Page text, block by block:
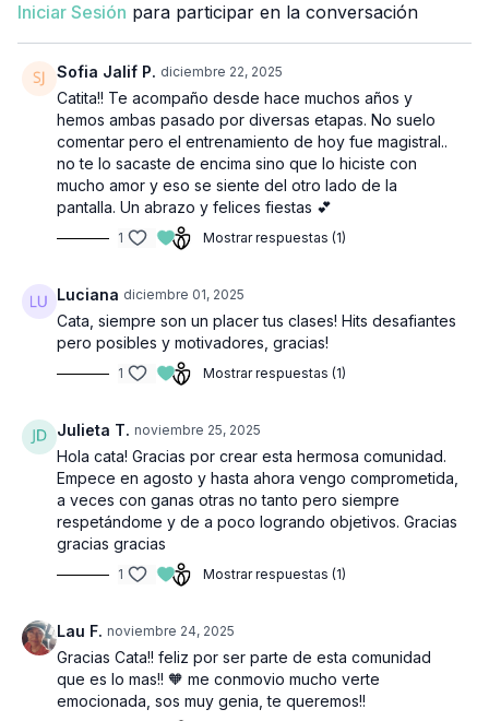
Iniciar Sesión para participar en la conversación
Sofia Jalif P. diciembre 22, 2025
Catita!! Te acompaño desde hace muchos años y
hemos ambas pasado por diversas etapas. No suelo
comentar pero el entrenamiento de hoy fue magistral..
no te lo sacaste de encima sino que lo hiciste con
mucho amor y eso se siente del otro lado de la
pantalla. Un abrazo y felices fiestas 💕
1 Mostrar respuestas (1)
Luciana diciembre 01, 2025
Cata, siempre son un placer tus clases! Hits desafiantes
pero posibles y motivadores, gracias!
1 Mostrar respuestas (1)
Julieta T. noviembre 25, 2025
Hola cata! Gracias por crear esta hermosa comunidad.
Empece en agosto y hasta ahora vengo comprometida,
a veces con ganas otras no tanto pero siempre
respetándome y de a poco logrando objetivos. Gracias
gracias gracias
1 Mostrar respuestas (1)
Lau F. noviembre 24, 2025
Gracias Cata!! feliz por ser parte de esta comunidad
que es lo mas!! 🧡 me conmovio mucho verte
emocionada, sos muy genia, te queremos!!